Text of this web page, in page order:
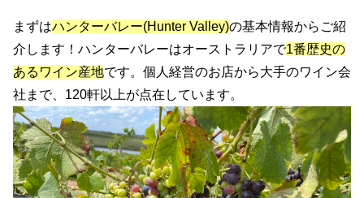
まずはハンターバレー(Hunter Valley)の基本情報からご紹
介します！ハンターバレーはオーストラリアで1番歴史の
あるワイン産地です。個人経営のお店から大手のワイン会
社まで、120軒以上が点在しています。